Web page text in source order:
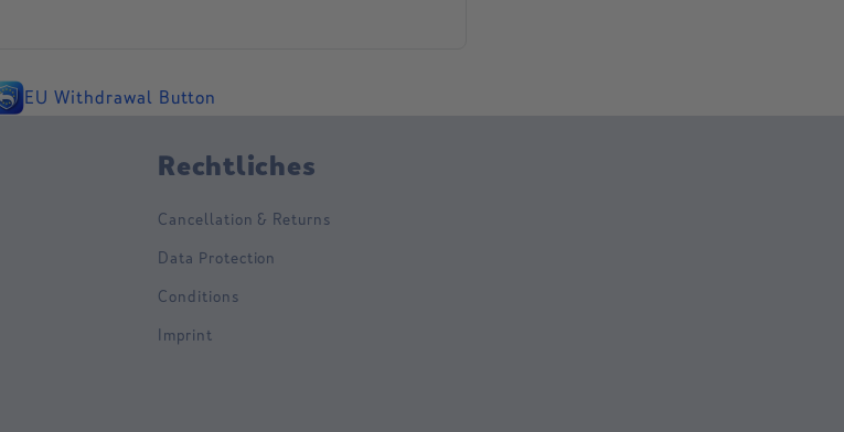
EU Withdrawal Button
Rechtliches
Cancellation & Returns
Data Protection
Conditions
Imprint